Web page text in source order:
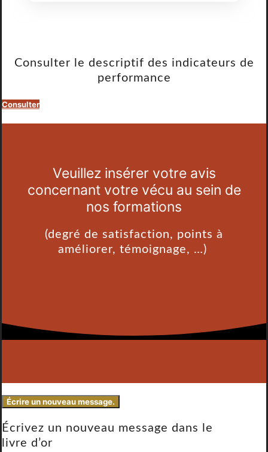
Consulter le descriptif des indicateurs de
performance
Consulter
Veuillez insérer votre avis
concernant votre vécu au sein de
nos formations
(degré de satisfaction, points à
améliorer, témoignage, …)
Écrivez un nouveau message dans le
livre d’or